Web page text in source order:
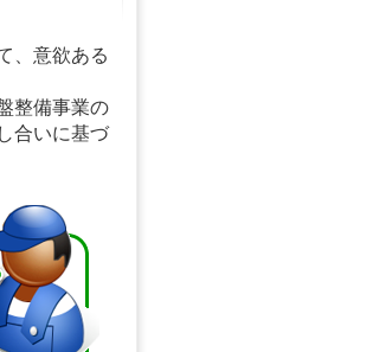
、意欲ある
整備事業の
合いに基づ